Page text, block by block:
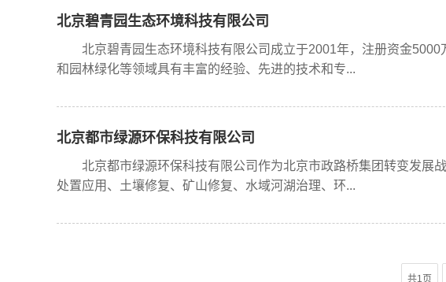
北京碧青园生态环境科技有限公司
北京碧青园生态环境科技有限公司成立于2001年，注册资金5000
和园林绿化等领域具有丰富的经验、先进的技术和专...
北京都市绿源环保科技有限公司
北京都市绿源环保科技有限公司作为北京市政路桥集团转变发展
处置应用、土壤修复、矿山修复、水域河湖治理、环...
共1页